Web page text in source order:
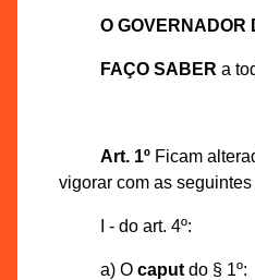
O GOVERNADOR
FAÇO SABER a
Art. 1ºFicam
vigorar com as
I - do art. 4º:
a) O caputdo § 1º: